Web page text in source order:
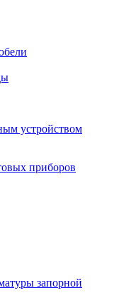
устройством
приборов
запорной